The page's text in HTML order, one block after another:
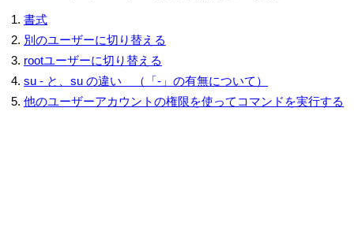
書式
別のユーザーに切り替える
rootユーザーに切り替える
su - と、su の違い （「-」の有無について）
他のユーザーアカウントの権限を使ってコマンドを実行する